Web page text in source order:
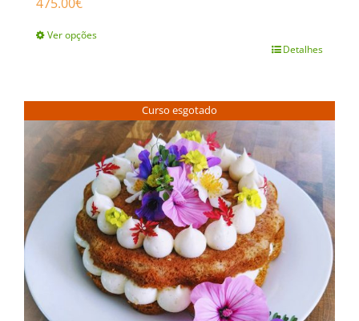
Ver opções
has
multiple
variants.
The
options
chosen
on
Detalhes
Curso esgotado